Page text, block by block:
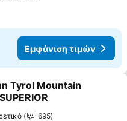
Εμφάνιση τιμών
στα αγαπημένα
Tyrol Mountain
τιμών 695